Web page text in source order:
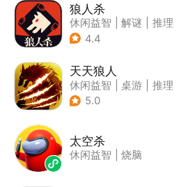
狼人杀
休闲益智 解谜
推理
| 狼人杀
4.4
天天狼人
休闲益智 桌游
推理
| 狼人杀
5.0
太空杀
休闲益智 烧脑